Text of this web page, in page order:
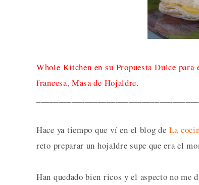
Whole Kitchen en su Propuesta Dulce
francesa, Masa de Hojaldre.
Hace ya tiempo que ví en el blog de La
reto preparar un hojaldre supe que era el
Han quedado bien ricos y el aspecto no